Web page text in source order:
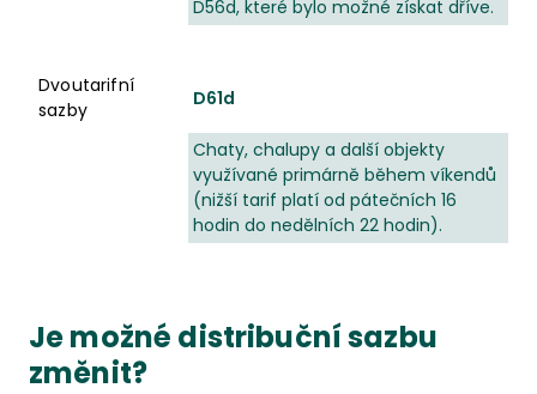
D56d, které bylo možné získat dříve.
Dvoutarifní
sazby
D61d
Chaty, chalupy a další objekty
využívané primárně během víkendů
(nižší tarif platí od pátečních 16
hodin do nedělních 22 hodin).
Je možné distribuční sazbu
změnit?